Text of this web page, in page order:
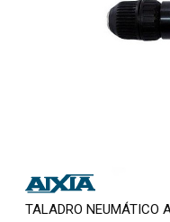
TALADRO NEUMÁTICO